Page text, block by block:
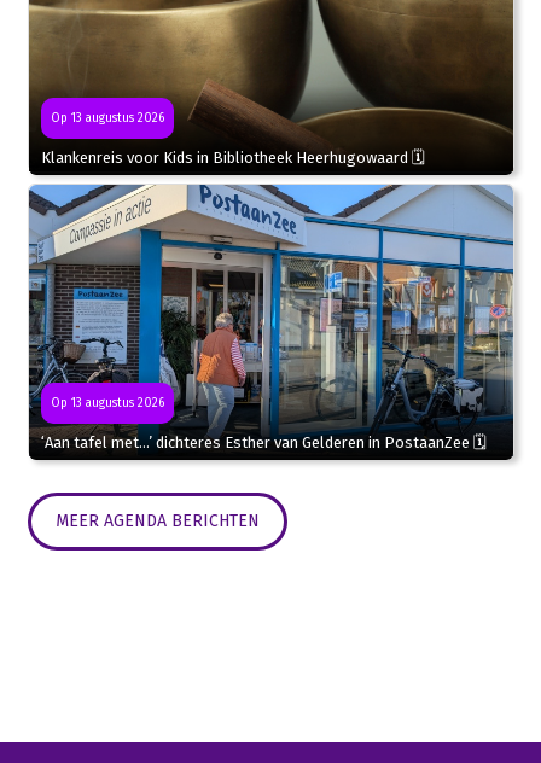
Op 13 augustus 2026
Klankenreis voor Kids in Bibliotheek Heerhugowaard 🗓
Op 13 augustus 2026
‘Aan tafel met…’ dichteres Esther van Gelderen in PostaanZee 🗓
MEER AGENDA BERICHTEN